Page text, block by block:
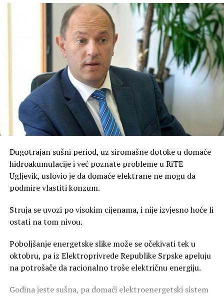
литургији коју је, поводом
крсне славе града
Бијељине, Светог
великомученика
Пантелејмона, служио
Његово Преосвештенство
владика Фотије.
Свим грађанима
Бијељине и Семберије од
срца честитам крсну…
pic.twitter.com/GUwaCViAVM
— Драшко Станивуковић
(@Stanivukovic_D) August
9, 2026
odnos koji ima prema ovom gradu.
Dugotrajan sušni period, uz siromašne dotoke u domaće
hidroakumulacije i već poznate probleme u RiTE
Ugljevik, uslovio je da domaće elektrane ne mogu da
podmire vlastiti konzum.
Struja se uvozi po visokim cijenama, i nije izvjesno hoće li
ostati na tom nivou.
Poboljšanje energetske slike može se očekivati tek u
oktobru, pa iz Elektroprivrede Republike Srpske apeluju
na potrošače da racionalno troše električnu energiju.
Godina jeste sušna, pa domaći elektroenergetski sistem